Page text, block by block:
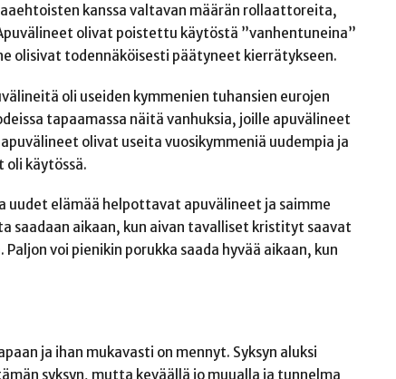
kanssa valtavan määrän rollaattoreita,
olivat poistettu käytöstä ”vanhentuneina”
olisivat todennäköisesti päätyneet kierrätykseen.
oli useiden kymmenien tuhansien eurojen
tapaamassa näitä vanhuksia, joille apuvälineet
olivat useita vuosikymmeniä uudempia ja
oli käytössä.
uudet elämää helpottavat apuvälineet ja saimme
saadaan aikaan, kun aivan tavalliset kristityt saavat
voi pienikin porukka saada hyvää aikaan, kun
ja ihan mukavasti on mennyt. Syksyn aluksi
syksyn, mutta keväällä jo muualla ja tunnelma